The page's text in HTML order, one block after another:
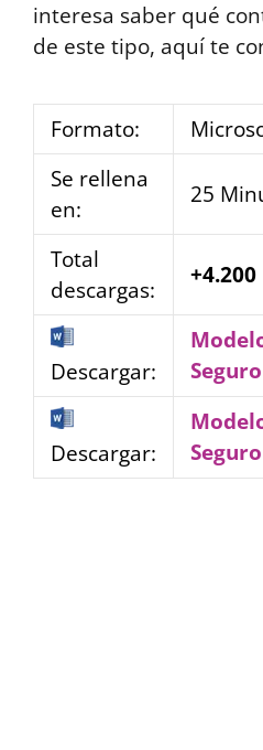
interesa saber qué
de este tipo, aquí te
Formato:
Se rellena
en:
25
Total
descargas:
+4.200
Descargar:
Seguro
Descargar: